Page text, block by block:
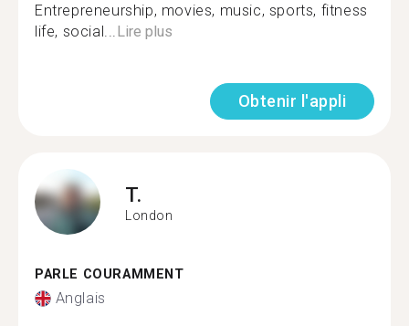
Entrepreneurship, movies, music, sports, fitness
life, social... Lire plus
Obtenir l'appli
T.
London
PARLE COURAMMENT
Anglais